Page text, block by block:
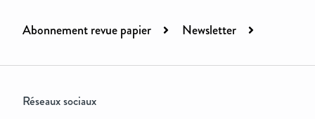
Abonnement revue papier Newsletter
Réseaux sociaux